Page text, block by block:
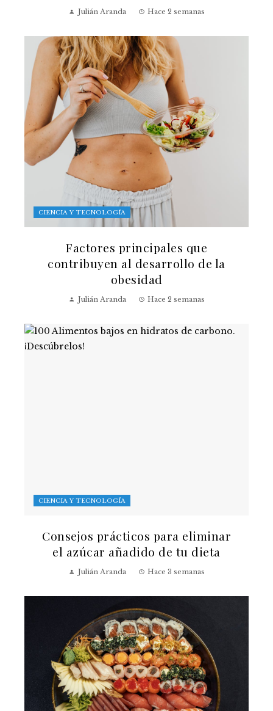
Julián Aranda Hace 2 semanas
CIENCIA Y TECNOLOGÍA
Factores principales que
contribuyen al desarrollo de la
obesidad
Julián Aranda Hace 2 semanas
CIENCIA Y TECNOLOGÍA
Consejos prácticos para eliminar
el azúcar añadido de tu dieta
Julián Aranda Hace 3 semanas